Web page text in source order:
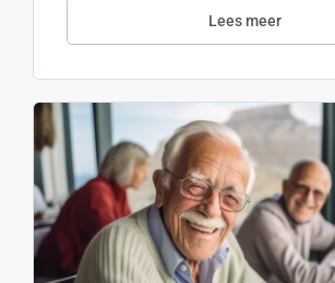
Lees meer